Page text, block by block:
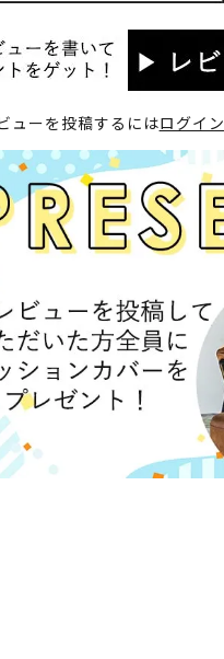
ューを投稿するにはログイン